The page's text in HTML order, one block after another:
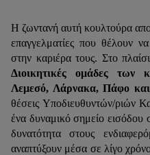
Η ζωντανή αυτή κουλτούρα
επαγγελματίες που θέλουν
στην καριέρα τους. Στο
Διοικητικές ομάδες των
Λεμεσό, Λάρνακα, Πάφο
θέσεις Υποδιευθυντών/ριών
ένα δυναμικό σημείο εισόδου
δυνατότητα στους
αναπτύξουν μέσα σε λίγο